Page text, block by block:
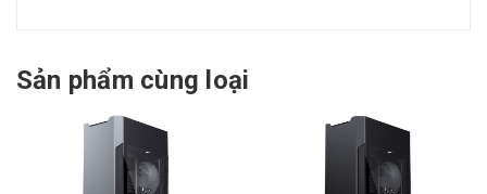
Sản phẩm cùng loại